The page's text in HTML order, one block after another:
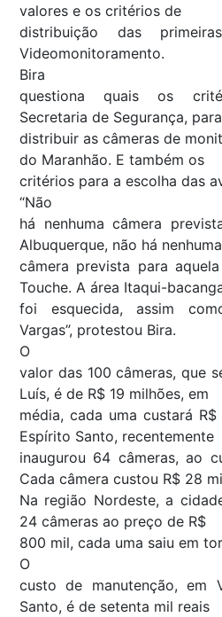
valores e os critérios de
distribuição das
Videomonitoramento.
Bira
questiona quais os
Secretaria de Segurança, para
distribuir as câmeras de
do Maranhão. E também os
critérios para a escolha das
“Não
há nenhuma câmera
Albuquerque, não há nenhuma
câmera prevista para
Touche. A área Itaqui-
foi esquecida, assim
Vargas”, protestou Bira.
O
valor das 100 câmeras, que
Luís, é de R$ 19 milhões, em
média, cada uma custará
Espírito Santo, recentemente
inaugurou 64 câmeras, ao
Cada câmera custou R$ 28
Na região Nordeste, a
24 câmeras ao preço de R$
800 mil, cada uma saiu em
O
custo de manutenção, em
Santo, é de setenta mil reais